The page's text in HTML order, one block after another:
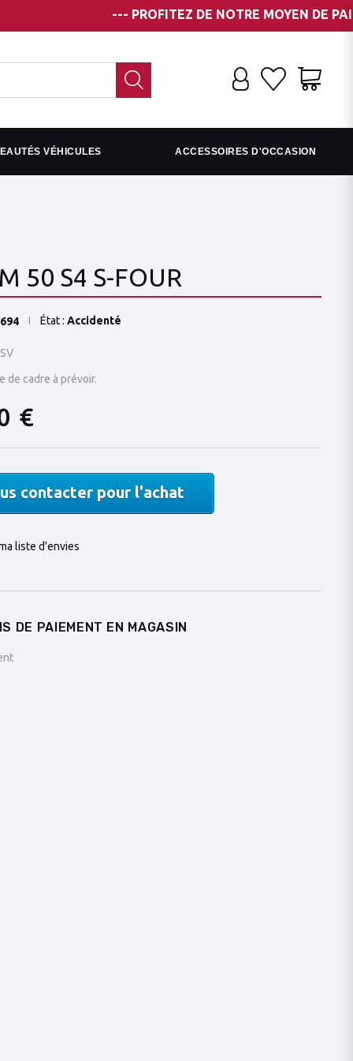
--- PROFITEZ DE NOTRE MOYEN DE
VÉHICULES ACCESSOIRES D'OCCASION
50 S4 S-FOUR
État : Accidenté
de cadre à prévoir.
€
contacter pour l'achat
liste d'envies
DE PAIEMENT EN MAGASIN